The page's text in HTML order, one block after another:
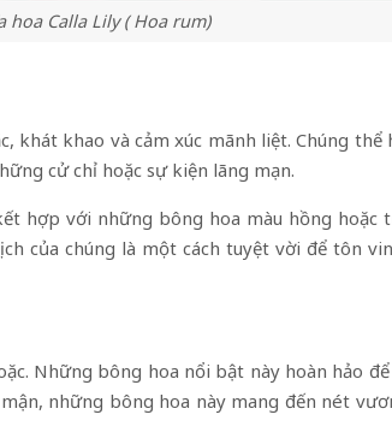
hoa Calla Lily ( Hoa rum)
khát khao và cảm xúc mãnh liệt. Chúng
cử chỉ hoặc sự kiện lãng mạn.
hợp với những bông hoa màu hồng hoặc
của chúng là một cách tuyệt vời để tôn
Những bông hoa nổi bật này hoàn hảo
những bông hoa này mang đến nét